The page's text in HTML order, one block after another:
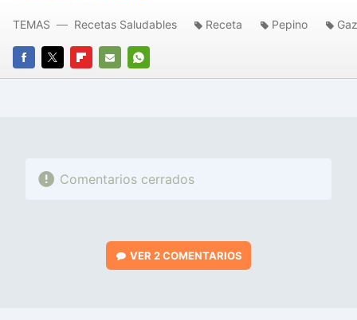
FACEBOOK
TWITTERFLIPBOARD
E-
WHATSAPP
TEMAS Recetas Saludables Receta Pepino
Comentarios cerrados
VER2 COMENTARIOS